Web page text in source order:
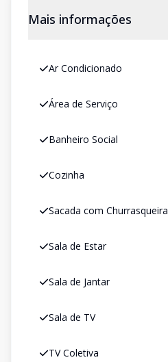
Mais informações
Ar Condicionado
Área de Serviço
Banheiro Social
Cozinha
Sacada com Churrasqueira
Sala de Estar
Sala de Jantar
Sala de TV
TV Coletiva